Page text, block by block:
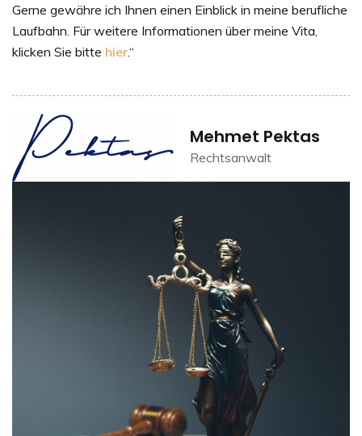
Gerne gewähre ich Ihnen einen Einblick in meine berufliche
Laufbahn. Für weitere Informationen über meine Vita,
klicken Sie bitte hier.“
Mehmet Pektas
Rechtsanwalt